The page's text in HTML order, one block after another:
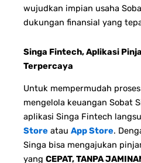
wujudkan impian usaha
dukungan finansial yang
Singa Fintech, Aplikasi
Terpercaya
Untuk mempermudah
mengelola keuangan Sobat
aplikasi Singa Fintech
Store atau App Store.
Singa bisa mengajukan
yang CEPAT, TANPA